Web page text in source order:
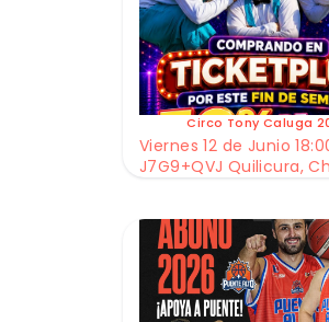
Circo Tony Caluga
Viernes 12 de Junio
J7G9+QVJ Quilicura,